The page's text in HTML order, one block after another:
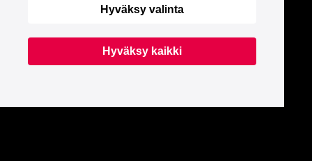
Hyväksy valinta
Hyväksy kaikki